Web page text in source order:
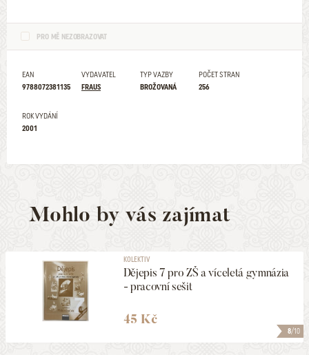
PRO MĚ NEZOBRAZOVAT
EAN
9788072381135
VYDAVATEL
FRAUS
TYP VAZBY
BROŽOVANÁ
POČET STRAN
256
ROK VYDÁNÍ
2001
Mohlo by vás zajímat
8/10
KOLEKTIV
Dějepis 7 pro ZŠ a víceletá gymnázia
- pracovní sešit
45 Kč